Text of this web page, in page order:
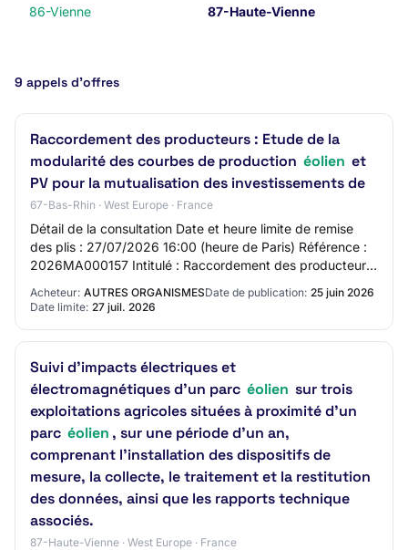
86-Vienne
87-Haute-Vienne
9 appels d’offres
Raccordement des producteurs : Etude de la
modularité des courbes de production éolien et
PV pour la mutualisation des investissements de
67-Bas-Rhin · West Europe · France
Détail de la consultation Date et heure limite de remise
des plis : 27/07/2026 16:00 (heure de Paris) Référence :
2026MA000157 Intitulé : Raccordement des producteurs
Acheteur: AUTRES ORGANISMESDate de publication: 25 juin 2026
Date limite: 27 juil. 2026
Suivi d'impacts électriques et
électromagnétiques d'un parc éolien sur trois
exploitations agricoles situées à proximité d’un
parc éolien , sur une période d’un an,
comprenant l’installation des dispositifs de
mesure, la collecte, le traitement et la restitution
des données, ainsi que les rapports technique
associés.
87-Haute-Vienne · West Europe · France